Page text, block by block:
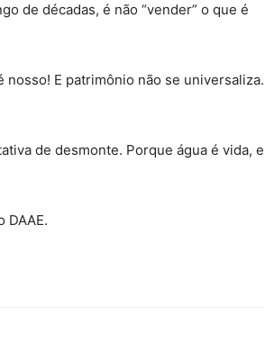
de décadas, é não “vender” o que é
nosso! E patrimônio não se universaliza.
de desmonte. Porque água é vida, e
DAAE.